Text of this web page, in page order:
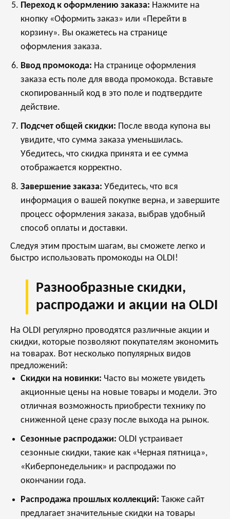
Переход к оформлению заказа: Нажмите на
кнопку «Оформить заказ» или «Перейти в
корзину». Вы окажетесь на странице
оформления заказа.
Ввод промокода: На странице оформления
заказа есть поле для ввода промокода. Вставьте
скопированный код в это поле и подтвердите
действие.
Подсчет общей скидки: После ввода купона вы
увидите, что сумма заказа уменьшилась.
Убедитесь, что скидка принята и ее сумма
отображается корректно.
Завершение заказа: Убедитесь, что вся
информация о вашей покупке верна, и завершите
процесс оформления заказа, выбрав удобный
способ оплаты и доставки.
Следуя этим простым шагам, вы сможете легко и
быстро использовать промокоды на OLDI!
Разнообразные скидки,
распродажи и акции на OLDI
На OLDI регулярно проводятся различные акции и
скидки, которые позволяют покупателям экономить
на товарах. Вот несколько популярных видов
предложений:
Скидки на новинки: Часто вы можете увидеть
акционные цены на новые товары и модели. Это
отличная возможность приобрести технику по
сниженной цене сразу после выхода на рынок.
Сезонные распродажи: OLDI устраивает
сезонные скидки, такие как «Черная пятница»,
«Киберпонедельник» и распродажи по
окончании года.
Распродажа прошлых коллекций: Также сайт
предлагает значительные скидки на товары